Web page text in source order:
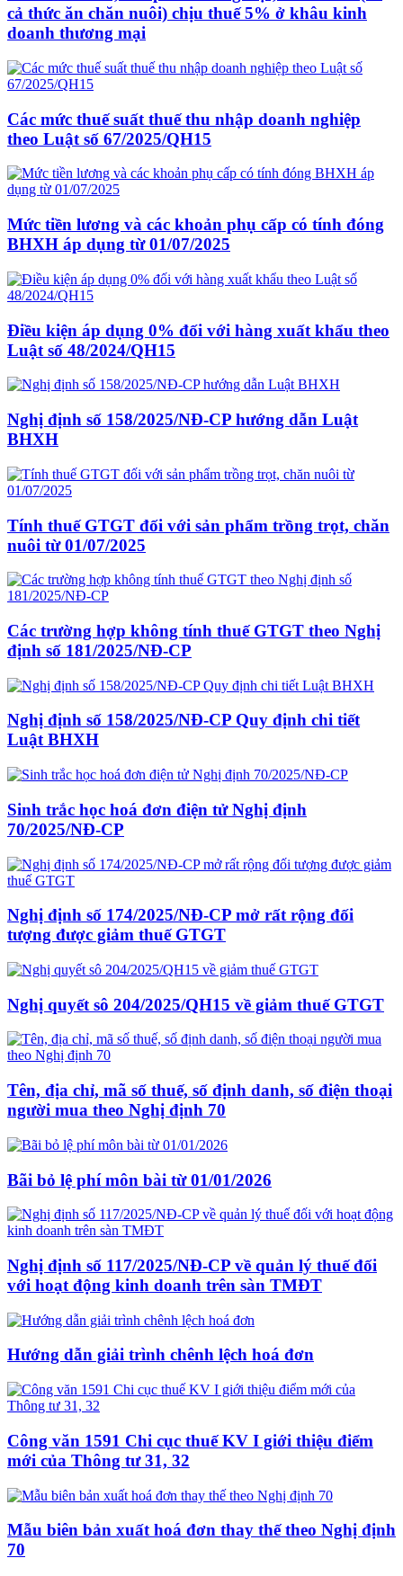
cả thức ăn chăn nuôi) chịu thuế 5% ở khâu kinh
doanh thương mại
Các mức thuế suất thuế thu nhập doanh nghiệp
theo Luật số 67/2025/QH15
Mức tiền lương và các khoản phụ cấp có tính đóng
BHXH áp dụng từ 01/07/2025
Điều kiện áp dụng 0% đối với hàng xuất khẩu theo
Luật số 48/2024/QH15
Nghị định số 158/2025/NĐ-CP hướng dẫn Luật
BHXH
Tính thuế GTGT đối với sản phẩm trồng trọt, chăn
nuôi từ 01/07/2025
Các trường hợp không tính thuế GTGT theo Nghị
định số 181/2025/NĐ-CP
Nghị định số 158/2025/NĐ-CP Quy định chi tiết
Luật BHXH
Sinh trắc học hoá đơn điện tử Nghị định
70/2025/NĐ-CP
Nghị định số 174/2025/NĐ-CP mở rất rộng đối
tượng được giảm thuế GTGT
Nghị quyết sô 204/2025/QH15 về giảm thuế GTGT
Tên, địa chỉ, mã số thuế, số định danh, số điện thoại
người mua theo Nghị định 70
Bãi bỏ lệ phí môn bài từ 01/01/2026
Nghị định số 117/2025/NĐ-CP về quản lý thuế đối
với hoạt động kinh doanh trên sàn TMĐT
Hướng dẫn giải trình chênh lệch hoá đơn
Công văn 1591 Chi cục thuế KV I giới thiệu điểm
mới của Thông tư 31, 32
Mẫu biên bản xuất hoá đơn thay thế theo Nghị định
70